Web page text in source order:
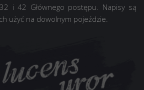
i 42 Głównego postępu. Napisy są
użyć na dowolnym pojeździe.